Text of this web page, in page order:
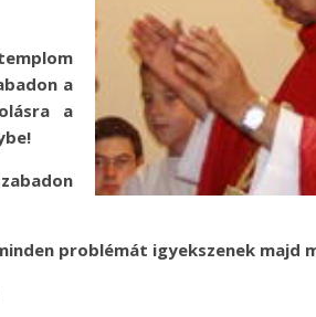
a
a
problémát igyekszenek majd